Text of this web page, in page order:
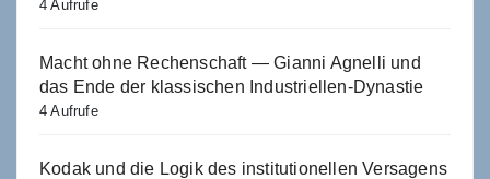
4 Aufrufe
Macht ohne Rechenschaft — Gianni Agnelli und
das Ende der klassischen Industriellen-Dynastie
4 Aufrufe
Kodak und die Logik des institutionellen Versagens